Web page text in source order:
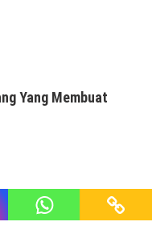
Yang Membuat